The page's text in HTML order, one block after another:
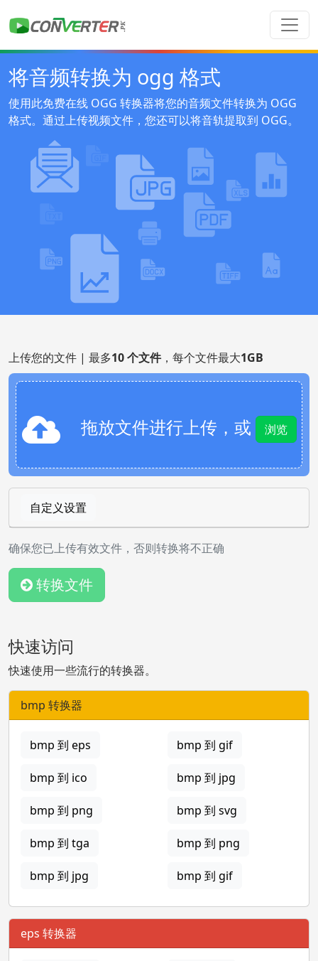
将音频转换为 ogg 格式
使用此免费在线 OGG 转换器将您的音频文件转换为 OGG
格式。通过上传视频文件，您还可以将音轨提取到 OGG。
上传您的文件 | 最多10 个文件，每个文件最大1GB
拖放文件进行上传，或 浏览
自定义设置
确保您已上传有效文件，否则转换将不正确
转换文件
快速访问
快速使用一些流行的转换器。
bmp 转换器
bmp 到 eps bmp 到 gif
bmp 到 ico bmp 到 jpg
bmp 到 png bmp 到 svg
bmp 到 tga bmp 到 png
bmp 到 jpg bmp 到 gif
eps 转换器